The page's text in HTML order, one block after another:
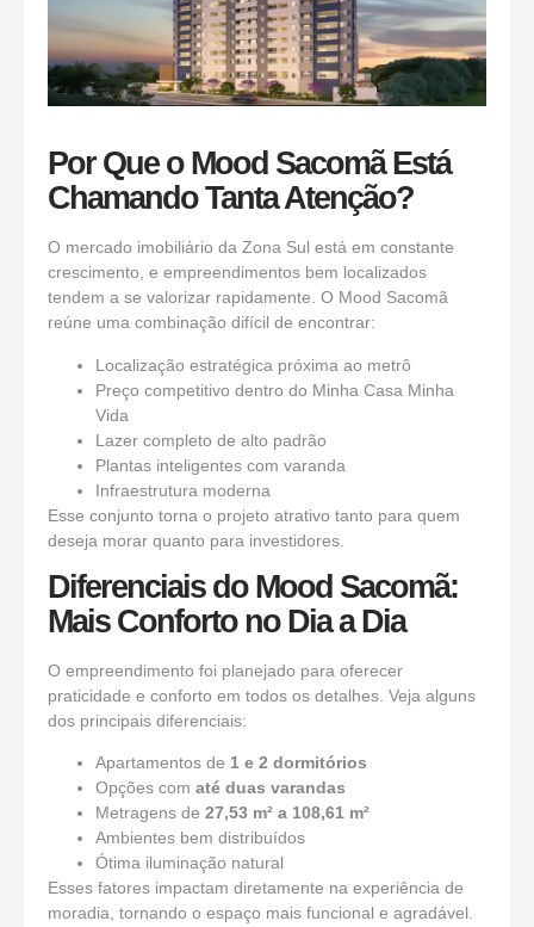
Por Que o Mood Sacomã Está
Chamando Tanta Atenção?
O mercado imobiliário da Zona Sul está em constante
crescimento, e empreendimentos bem localizados
tendem a se valorizar rapidamente. O Mood Sacomã
reúne uma combinação difícil de encontrar:
Localização estratégica próxima ao metrô
Preço competitivo dentro do Minha Casa Minha
Vida
Lazer completo de alto padrão
Plantas inteligentes com varanda
Infraestrutura moderna
Esse conjunto torna o projeto atrativo tanto para quem
deseja morar quanto para investidores.
Diferenciais do Mood Sacomã:
Mais Conforto no Dia a Dia
O empreendimento foi planejado para oferecer
praticidade e conforto em todos os detalhes. Veja alguns
dos principais diferenciais:
Apartamentos de 1 e 2 dormitórios
Opções com até duas varandas
Metragens de 27,53 m² a 108,61 m²
Ambientes bem distribuídos
Ótima iluminação natural
Esses fatores impactam diretamente na experiência de
moradia, tornando o espaço mais funcional e agradável.